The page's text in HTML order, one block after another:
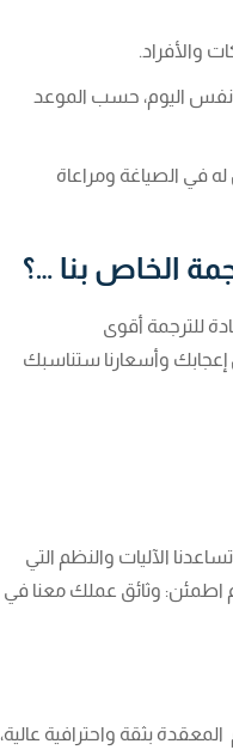
والأفراد.
نفس اليوم، حسب الموعد
في الصياغة ومراعاة
الخاص بنا …؟
للترجمة أقوى
إعجابك وأسعارنا ستناسبك
أنواع الترجمة بشكل احترافي لأكثر من 12عامًا، وتساعدنا الآليات والنظم التي
اطمئن: وثائق عملك معنا في
بثقة واحترافية عالية،